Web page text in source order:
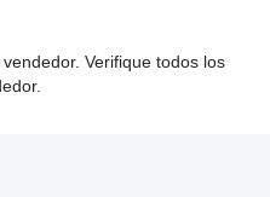
Verifique todos los